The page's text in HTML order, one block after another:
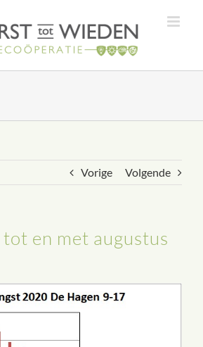
Vorige Volgende
en met augustus